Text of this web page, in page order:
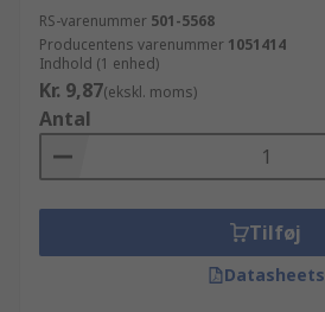
RS-varenummer 501-5568
Producentens varenummer 1051414
Indhold (1 enhed)
Kr. 9,87(ekskl. moms)
Antal
Tilføj
Datasheets